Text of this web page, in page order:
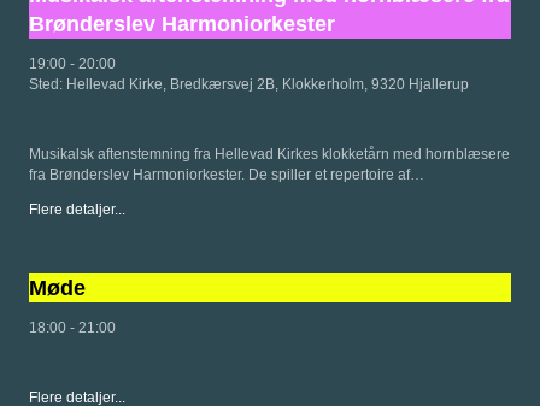
Brønderslev Harmoniorkester
19:00 - 20:00
Sted: Hellevad Kirke, Bredkærsvej 2B, Klokkerholm, 9320 Hjallerup
Musikalsk aftenstemning fra Hellevad Kirkes klokketårn med hornblæsere
fra Brønderslev Harmoniorkester. De spiller et repertoire af…
Flere detaljer...
Møde
18:00 - 21:00
Flere detaljer...